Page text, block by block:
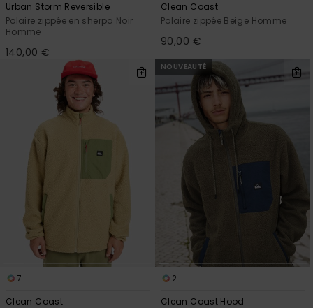
Urban Storm Reversible
Polaire zippée en sherpa Noir
Homme
140,00 €
Clean Coast
Polaire zippée Beige Homme
90,00 €
7
Clean Coast
NOUVEAUTÉ
2
Clean Coast Hood